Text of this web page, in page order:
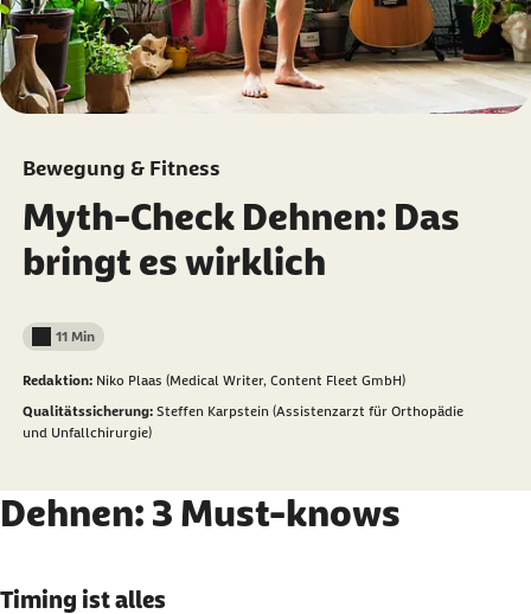
Bewegung & Fitness
Myth-Check Dehnen: Das
bringt es wirklich
Lesedauer weniger als
11 Min
Redaktion: Niko Plaas (Medical Writer, Content Fleet GmbH)
Qualitätssicherung: Steffen Karpstein (Assistenzarzt für Orthopädie
und Unfallchirurgie)
Dehnen: 3 Must-knows
Karussell mit 3 Elementen
Element 1 von 3
Timing ist alles